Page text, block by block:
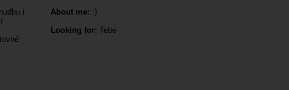
i
About me: :)
Looking for: Tebe